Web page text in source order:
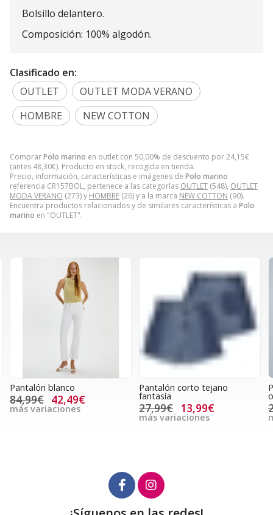
ComprarPolo marino en outlet con 50,00% de descuento por24,15€
(antes 48,30€). Producto en stock, recogida en tienda.
Precio, información, características e imágenes de Polo marino
referencia CR157BOL, pertenece a las categorías OUTLET (548), OUTLET
MODA VERANO (273) y HOMBRE (26) y a la marca NEW COTTON (90).
Encuentra productos relacionados y de similares características a Polo
marino en "OUTLET".
Bolsillo delantero.
Composición: 100% algodón.
Clasificado en:
OUTLET
OUTLET MODA VERANO
HOMBRE
NEW COTTON
Pantalón blanco
84,99€ 42,49€
más variaciones
Pantalón corto tejano
fantasía
27,99€ 13,99€
más variaciones